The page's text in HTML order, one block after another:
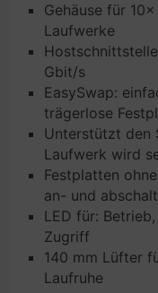
Gehäuse für
Laufwerke
Gbit/s
EasySwap:
trägerlose
Unterstützt den
Laufwerk wird
Festplatten
an- und
LED für:
Zugriff
140 mm Lüfter
Laufruhe